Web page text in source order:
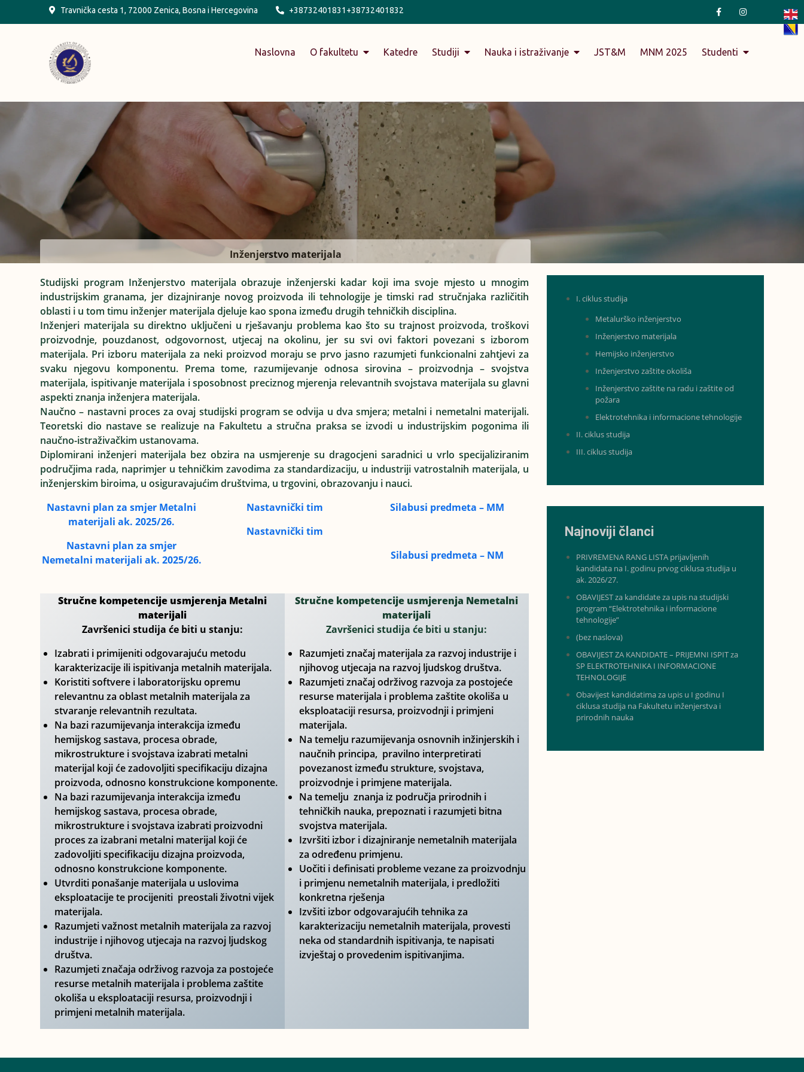
to
Travnička cesta 1, 72000 Zenica, Bosna i Hercegovina +38732401831+38732401832
Naslovna O fakultetu Katedre Studiji Nauka i istraživanje JST&M MNM 2025 Studenti
Inženjerstvo materijala
Studijski program Inženjerstvo materijala obrazuje inženjerski kadar koji ima svoje mjesto u mnogim
industrijskim granama, jer dizajniranje novog proizvoda ili tehnologije je timski rad stručnjaka različitih
oblasti i u tom timu inženjer materijala djeluje kao spona između drugih tehničkih disciplina.
Inženjeri materijala su direktno uključeni u rješavanju problema kao što su trajnost proizvoda, troškovi
proizvodnje, pouzdanost, odgovornost, utjecaj na okolinu, jer su svi ovi faktori povezani s izborom
materijala. Pri izboru materijala za neki proizvod moraju se prvo jasno razumjeti funkcionalni zahtjevi za
svaku njegovu komponentu. Prema tome, razumijevanje odnosa sirovina – proizvodnja – svojstva
materijala, ispitivanje materijala i sposobnost preciznog mjerenja relevantnih svojstava materijala su glavni
aspekti znanja inženjera materijala.
Naučno – nastavni proces za ovaj studijski program se odvija u dva smjera; metalni i nemetalni materijali.
Teoretski dio nastave se realizuje na Fakultetu a stručna praksa se izvodi u industrijskim pogonima ili
naučno-istraživačkim ustanovama.
Diplomirani inženjeri materijala bez obzira na usmjerenje su dragocjeni saradnici u vrlo specijaliziranim
područjima rada, naprimjer u tehničkim zavodima za standardizaciju, u industriji vatrostalnih materijala, u
inženjerskim biroima, u osiguravajućim društvima, u trgovini, obrazovanju i nauci.
Nastavni plan za smjer Metalni
materijali ak. 2025/26.
Nastavni plan za smjer
Nemetalni materijali ak. 2025/26.
Nastavnički tim
Nastavnički tim
Silabusi predmeta – MM
Silabusi predmeta – NM
Stručne kompetencije usmjerenja Metalni
materijali
Završenici studija će biti u stanju:
Izabrati i primijeniti odgovarajuću metodu
karakterizacije ili ispitivanja metalnih materijala.
Koristiti softvere i laboratorijsku opremu
relevantnu za oblast metalnih materijala za
stvaranje relevantnih rezultata.
Na bazi razumijevanja interakcija između
hemijskog sastava, procesa obrade,
mikrostrukture i svojstava izabrati metalni
materijal koji će zadovoljiti specifikaciju dizajna
proizvoda, odnosno konstrukcione komponente.
Na bazi razumijevanja interakcija između
hemijskog sastava, procesa obrade,
mikrostrukture i svojstava izabrati proizvodni
proces za izabrani metalni materijal koji će
zadovoljiti specifikaciju dizajna proizvoda,
odnosno konstrukcione komponente.
Utvrditi ponašanje materijala u uslovima
eksploatacije te procijeniti preostali životni vijek
materijala.
Razumjeti važnost metalnih materijala za razvoj
industrije i njihovog utjecaja na razvoj ljudskog
društva.
Razumjeti značaja održivog razvoja za postojeće
resurse metalnih materijala i problema zaštite
okoliša u eksploataciji resursa, proizvodnji i
primjeni metalnih materijala.
Stručne kompetencije usmjerenja Nemetalni
materijali
Završenici studija će biti u stanju:
Razumjeti značaj materijala za razvoj industrije i
njihovog utjecaja na razvoj ljudskog društva.
Razumjeti značaj održivog razvoja za postojeće
resurse materijala i problema zaštite okoliša u
eksploataciji resursa, proizvodnji i primjeni
materijala.
Na temelju razumijevanja osnovnih inžinjerskih i
naučnih principa, pravilno interpretirati
povezanost između strukture, svojstava,
proizvodnje i primjene materijala.
Na temelju znanja iz područja prirodnih i
tehničkih nauka, prepoznati i razumjeti bitna
svojstva materijala.
Izvršiti izbor i dizajniranje nemetalnih materijala
za određenu primjenu.
Uočiti i definisati probleme vezane za proizvodnju
i primjenu nemetalnih materijala, i predložiti
konkretna rješenja
Izvšiti izbor odgovarajućih tehnika za
karakterizaciju nemetalnih materijala, provesti
neka od standardnih ispitivanja, te napisati
izvještaj o provedenim ispitivanjima.
I. ciklus studija
Metalurško inženjerstvo
Inženjerstvo materijala
Hemijsko inženjerstvo
Inženjerstvo zaštite okoliša
Inženjerstvo zaštite na radu i zaštite od
požara
Elektrotehnika i informacione tehnologije
II. ciklus studija
III. ciklus studija
Najnoviji članci
PRIVREMENA RANG LISTA prijavljenih
kandidata na I. godinu prvog ciklusa studija u
ak. 2026/27.
OBAVIJEST za kandidate za upis na studijski
program “Elektrotehnika i informacione
tehnologije”
(bez naslova)
OBAVIJEST ZA KANDIDATE – PRIJEMNI ISPIT za
SP ELEKTROTEHNIKA I INFORMACIONE
TEHNOLOGIJE
Obavijest kandidatima za upis u I godinu I
ciklusa studija na Fakultetu inženjerstva i
prirodnih nauka